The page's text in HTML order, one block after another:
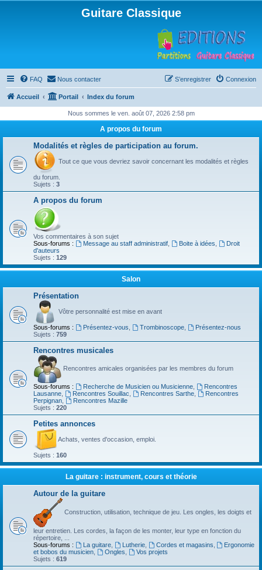
Guitare Classique
FAQ Nous contacter Connexion
S’enregistrer
Accueil Portail Index du forum
Nous sommes le ven. août 07, 2026 2:58 pm
A propos du forum
Modalités et règles de participation au forum.
Tout ce que vous devriez savoir concernant les modalités et règles
du forum.
Sujets : 3
A propos du forum
Vos commentaires à son sujet
Sous-forums :
Message au staff administratif, Boite à idées
Droit
d'auteurs
Sujets : 129
Salon
Présentation
Vôtre personnalité est mise en avant
Sous-forums : Présentez-vous Trombinoscope,
Présentez-nous
Sujets : 759
Rencontres musicales
Rencontres amicales organisées par les membres du forum
Sous-forums : Recherche de Musicien ou Musicienne,
Rencontres
Lausanne
Rencontres Souillac Rencontres Sarthe,
Rencontres
Perpignan
Rencontres Mazille
Sujets : 220
Petites annonces
Achats, ventes d'occasion, emploi.
Sujets : 160
La guitare : instrument, cours et théorie
Autour de la guitare
Construction, utilisation, technique de jeu. Les ongles, les doigts et
leur entretien. Les cordes, la façon de les monter, leur type en fonction du
répertoire, ...
Sous-forums :
La guitare, Lutherie, Cordes et magasins
Ergonomie
et bobos du musicien
Ongles
Vos projets
Sujets : 619